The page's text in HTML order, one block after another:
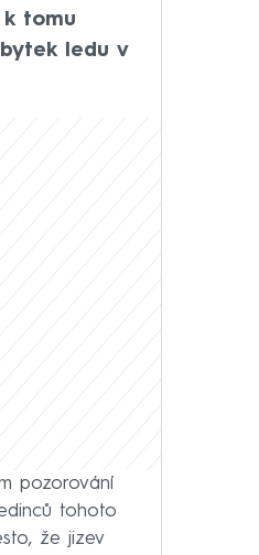
tomu
ledu v
pozorování
tohoto
že jizev